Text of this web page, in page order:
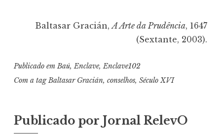
Baltasar Gracián,A Arte da Prudência, 1647
(Sextante, 2003).
Publicado emBaú,Enclave,Enclave102
Com a tagBaltasar Gracián, conselhos, Século XVI
Publicado por Jornal RelevO